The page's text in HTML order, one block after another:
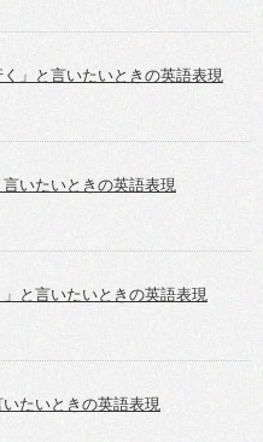
く」と言いたいときの英語表現
言いたいときの英語表現
」と言いたいときの英語表現
いたいときの英語表現